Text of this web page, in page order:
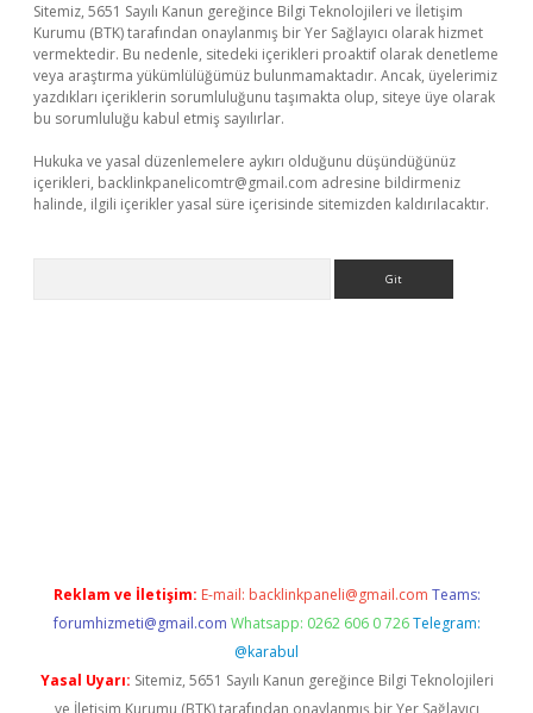
Sitemiz, 5651 Sayılı Kanun gereğince Bilgi Teknolojileri ve İletişim
Kurumu (BTK) tarafından onaylanmış bir Yer Sağlayıcı olarak hizmet
vermektedir. Bu nedenle, sitedeki içerikleri proaktif olarak denetleme
veya araştırma yükümlülüğümüz bulunmamaktadır. Ancak, üyelerimiz
yazdıkları içeriklerin sorumluluğunu taşımakta olup, siteye üye olarak
bu sorumluluğu kabul etmiş sayılırlar.
Hukuka ve yasal düzenlemelere aykırı olduğunu düşündüğünüz
içerikleri, backlinkpanelicomtr@gmail.com adresine bildirmeniz
halinde, ilgili içerikler yasal süre içerisinde sitemizden kaldırılacaktır.
Reklam ve İletişim: E-mail: backlinkpaneli@gmail.com Teams:
forumhizmeti@gmail.com Whatsapp: 0262 606 0 726 Telegram:
@karabul
Yasal Uyarı: Sitemiz, 5651 Sayılı Kanun gereğince Bilgi Teknolojileri
ve İletişim Kurumu (BTK) tarafından onaylanmış bir Yer Sağlayıcı